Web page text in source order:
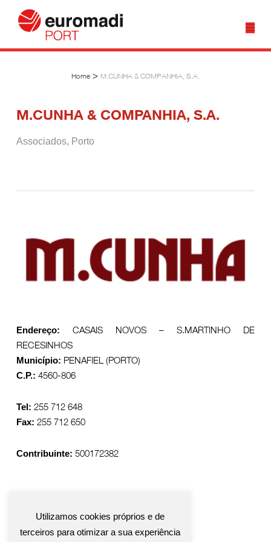
Home > M.CUNHA & COMPANHIA, S.A.
M.CUNHA & COMPANHIA, S.A.
Associados, Porto
Endereço: CASAIS NOVOS – S.MARTINHO DE
RECESINHOS
Município: PENAFIEL (PORTO)
C.P.:4560-806
Tel: 255 712 648
Fax: 255 712 650
Contribuinte:500172382
Utilizamos cookies próprios e de
terceiros para otimizar a sua experiência